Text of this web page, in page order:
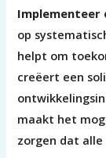
Implementeer
op
helpt om
creëert een
maakt het
zorgen dat